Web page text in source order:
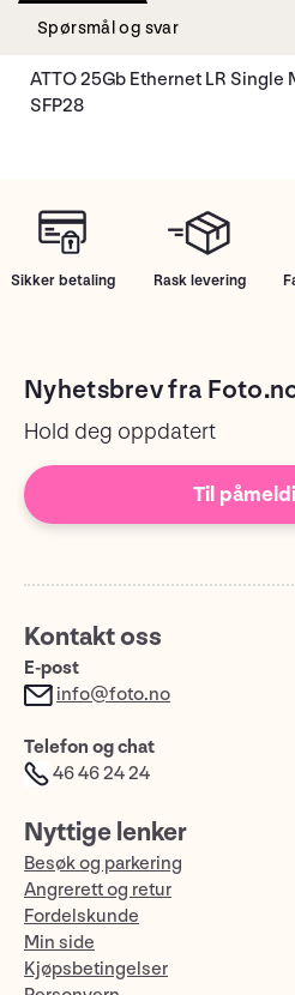
Spørsmål og svar
ATTO 25Gb Ethernet LR Single
SFP28
Sikker betaling Rask levering
Nyhetsbrev fra
Hold deg oppdatert
Til
Kontakt oss
E-post
info@foto.no
Telefon og chat
46 46 24 24
Nyttige lenker
Besøk og parkering
Angrerett og retur
Fordelskunde
Min side
Kjøpsbetingelser